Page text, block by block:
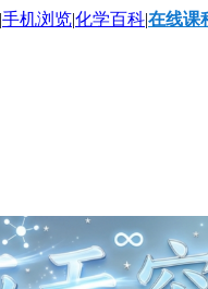
|手机浏览|化学百科|在线课